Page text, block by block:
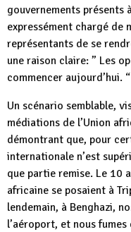
gouvernements présents
expressément chargé de
représentants de se
une raison claire: ” Les
commencer aujourd’hui. “
Un scénario semblable,
médiations de l’Union
démontrant que, pour
internationale n’est
que partie remise. Le 10
africaine se posaient à
lendemain, à Benghazi,
l’aéroport, et nous